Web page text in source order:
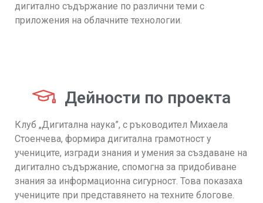
дигитално съдържание по различни теми с
приложения на облачните технологии.
Дейности по проекта
Клуб „Дигитална наука”, с ръководител Михаела
Стоенчева, формира дигитална грамотност у
учениците, изгради знания и умения за създаване на
дигитално съдържание, спомогна за придобиване
знания за информационна сигурност. Това показаха
учениците при представянето на техните блогове.